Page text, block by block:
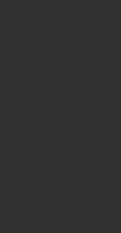
2022
quotidianamente
non solo i